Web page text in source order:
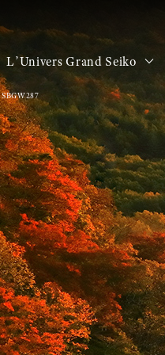
L’Univers Grand Seiko
SBGW287